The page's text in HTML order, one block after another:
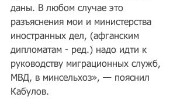
даны. В любом случае это
разъяснения мои и министерства
иностранных дел, (афганским
дипломатам - ред.) надо идти к
руководству миграционных служб,
МВД, в минсельхоз», — пояснил
Кабулов.